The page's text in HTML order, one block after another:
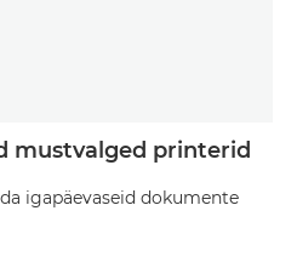
mustvalged printerid
igapäevaseid dokumente